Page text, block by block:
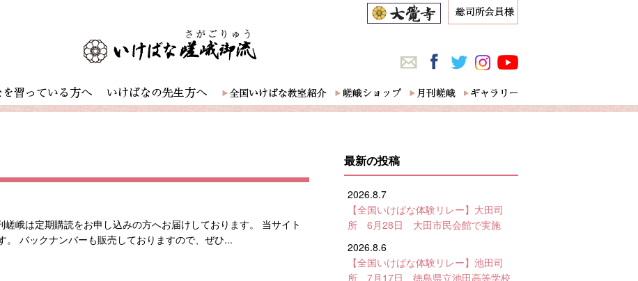
峨は定期購読をお申し込みの方へお届けしております。 当サイト
。 バックナンバーも販売しておりますので、ぜひ...
最新の投稿
2026.8.7
【全国いけばな体験リレー】大田司
所 6月28日 大田市民会館で実施
2026.8.6
【全国いけばな体験リレー】池田司
所 7月17日 徳島県立池田高等学校